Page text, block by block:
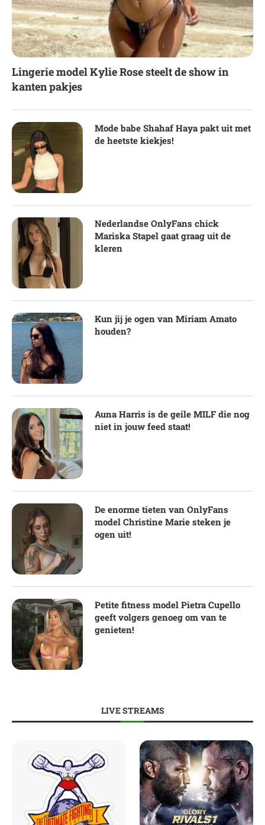
Lingerie model Kylie Rose steelt de show in
kanten pakjes
Mode babe Shahaf Haya pakt uit met
de heetste kiekjes!
Nederlandse OnlyFans chick
Mariska Stapel gaat graag uit de
kleren
Kun jij je ogen van Miriam Amato
houden?
Auna Harris is de geile MILF die nog
niet in jouw feed staat!
De enorme tieten van OnlyFans
model Christine Marie steken je
ogen uit!
Petite fitness model Pietra Cupello
geeft volgers genoeg om van te
genieten!
LIVE STREAMS